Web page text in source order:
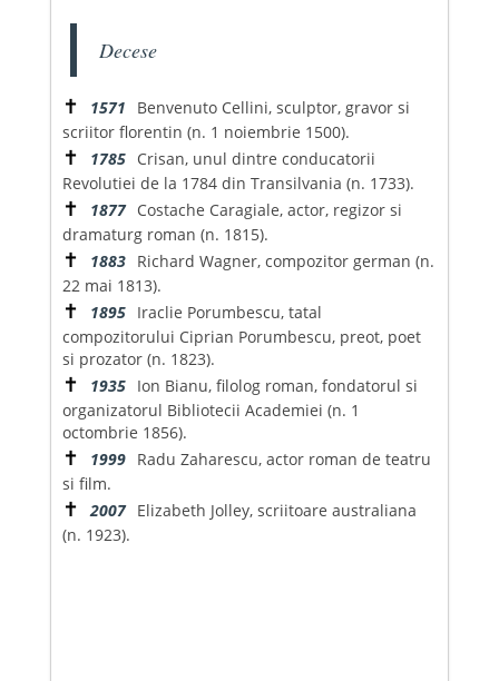
Decese
✝ 1571
Benvenuto Cellini, sculptor, gravor si
scriitor florentin (n. 1 noiembrie 1500).
✝ 1785 Crisan, unul dintre conducatorii
Revolutiei de la 1784 din Transilvania (n. 1733).
✝ 1877 Costache Caragiale, actor, regizor si
dramaturg roman (n. 1815).
✝ 1883 Richard Wagner, compozitor german (n.
22 mai 1813).
✝ 1895 Iraclie Porumbescu, tatal
compozitorului Ciprian Porumbescu, preot, poet
si prozator (n. 1823).
✝ 1935 Ion Bianu, filolog roman, fondatorul si
organizatorul Bibliotecii Academiei (n. 1
octombrie 1856).
✝ 1999 Radu Zaharescu, actor roman de teatru
si film.
✝ 2007 Elizabeth Jolley, scriitoare australiana
(n. 1923).